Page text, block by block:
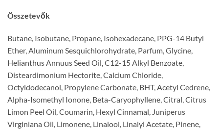
Összetevők
Butane, Isobutane, Propane, Isohexadecane, PPG-14 Butyl
Ether, Aluminum Sesquichlorohydrate, Parfum, Glycine,
Helianthus Annuus Seed Oil, C12-15 Alkyl Benzoate,
Disteardimonium Hectorite, Calcium Chloride,
Octyldodecanol, Propylene Carbonate, BHT, Acetyl Cedrene,
Alpha-Isomethyl Ionone, Beta-Caryophyllene, Citral, Citrus
Limon Peel Oil, Coumarin, Hexyl Cinnamal, Juniperus
Virginiana Oil, Limonene, Linalool, Linalyl Acetate, Pinene,